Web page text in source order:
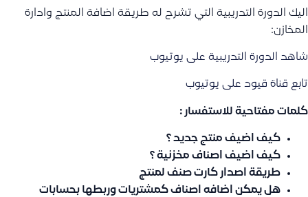
اليك الدورة التدريبية التي تشرح له طريقة اضافة المنتج وادارة
المخازن:
شاهد الدورة التدريبية على يوتيوب
تابع قناة قيود على يوتيوب
كلمات مفتاحية للاستفسار :
كيف اضيف منتج جديد ؟
كيف اضيف اصناف مخزنية ؟
طريقة اصدار كارت صنف لمنتج
هل يمكن اضافه اصناف كمشتريات وربطها بحسابات